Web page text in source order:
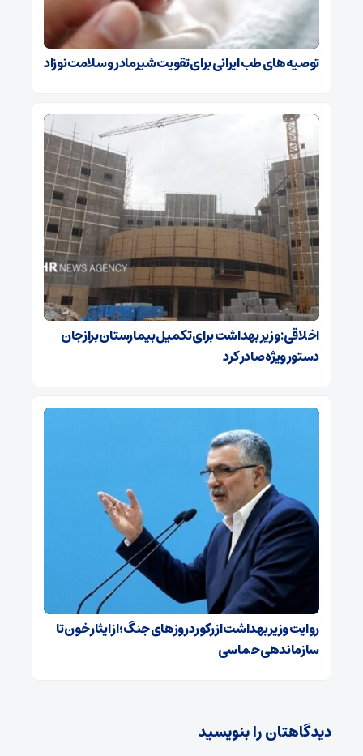
توصیه‌های طب ایرانی برای تقویت شیرمادر و سلامت نوزاد
اخلاقی: وزیر بهداشت برای تکمیل بیمارستان برازجان
دستور ویژه‌ صادر کرد
روایت وزیر بهداشت از رکورد روزهای جنگ؛ از ایثار خون تا
سازماندهی حماسی
دیدگاهتان را بنویسید